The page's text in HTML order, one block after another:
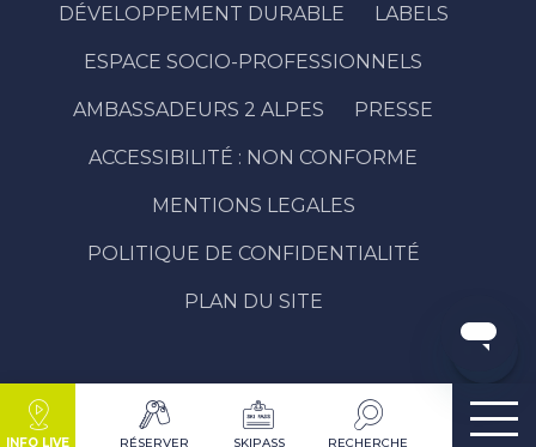
INFO LIVE RÉSERVER SKIPASS RECHERCHE
DÉVELOPPEMENT DURABLE LABELS
ESPACE SOCIO-PROFESSIONNELS
AMBASSADEURS 2 ALPES PRESSE
ACCESSIBILITÉ : NON CONFORME
MENTIONS LEGALES
POLITIQUE DE CONFIDENTIALITÉ
PLAN DU SITE